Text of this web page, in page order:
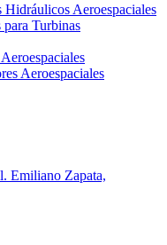
Aeroespaciales
para Turbinas
Aeroespaciales
Emiliano Zapata,